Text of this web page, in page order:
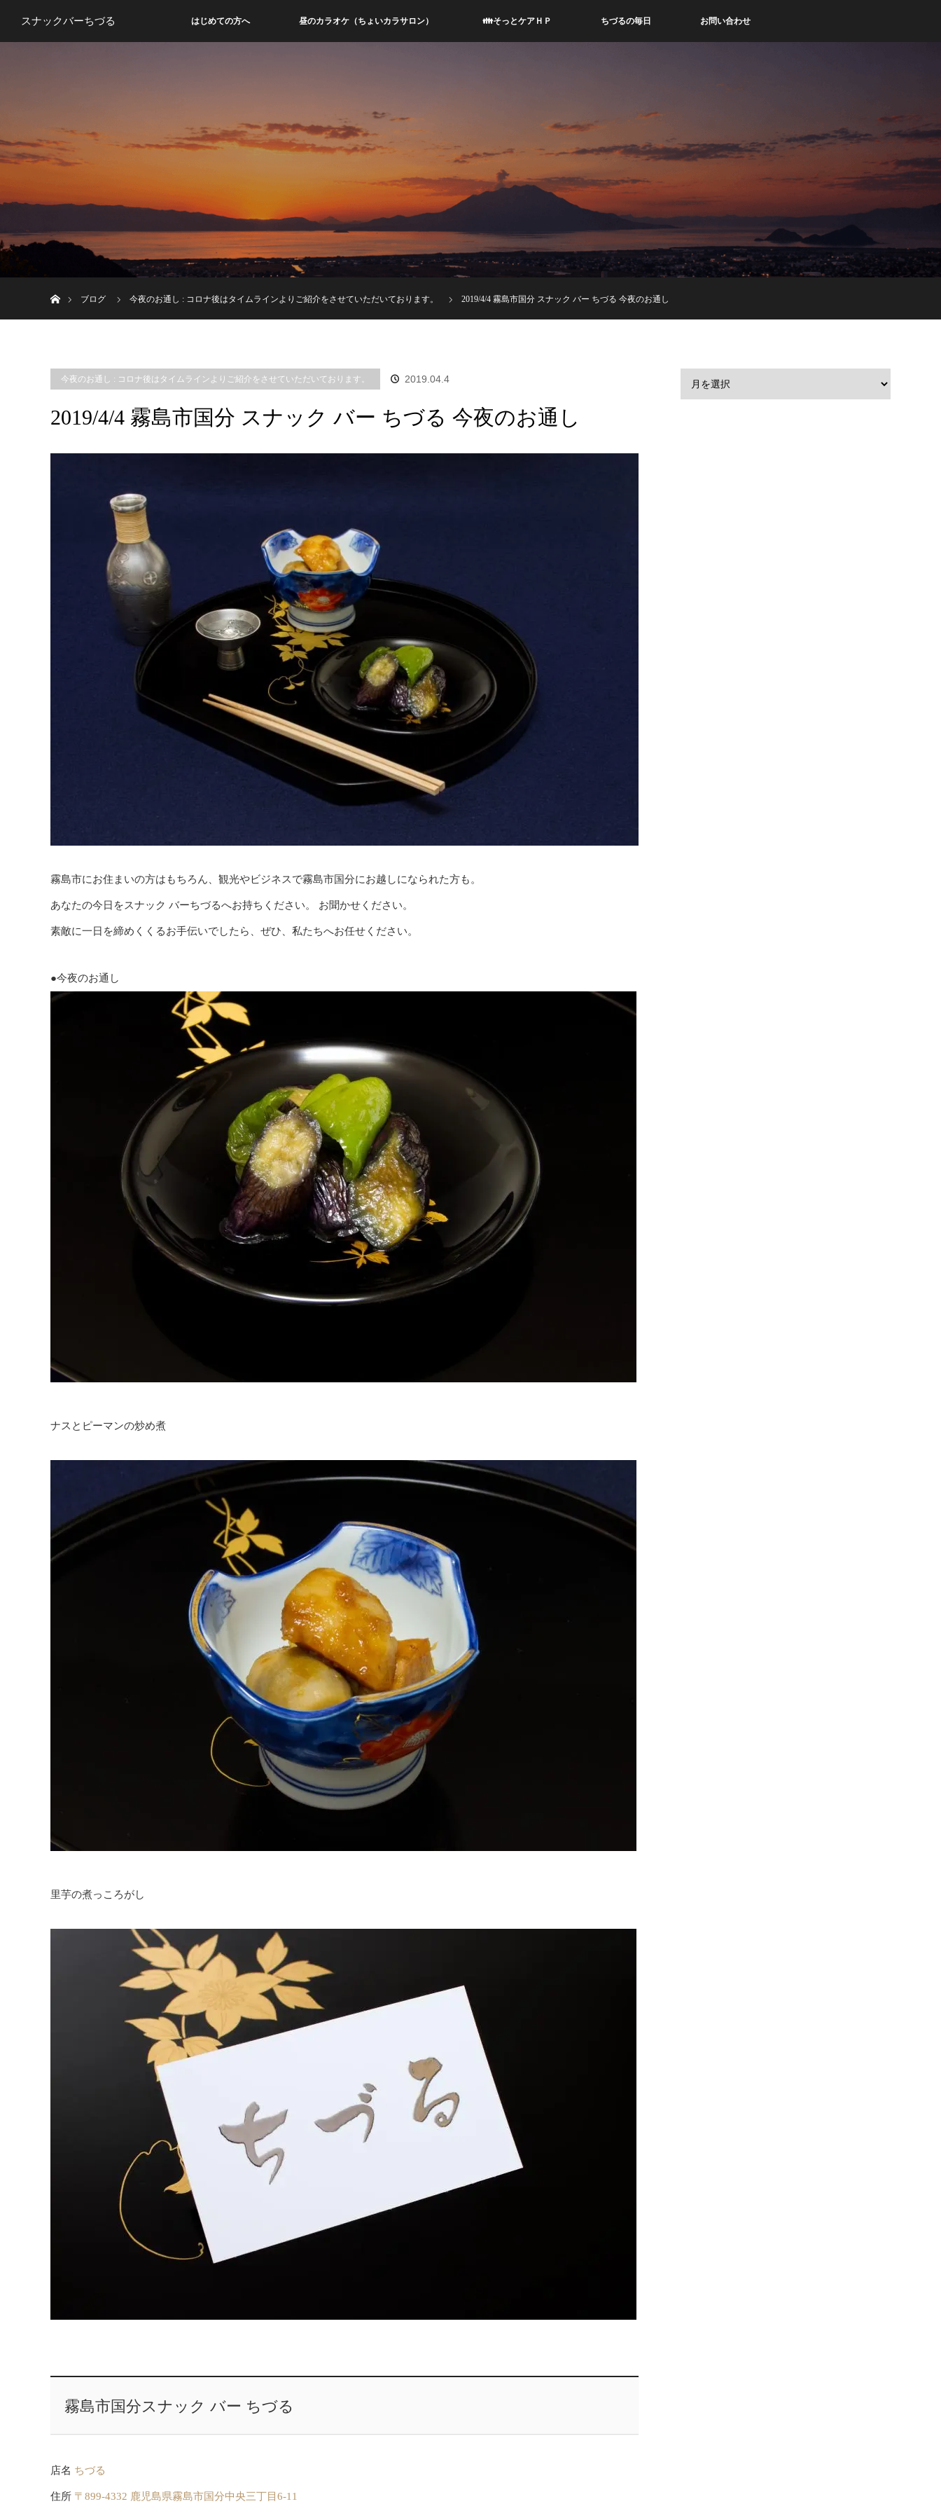
スナックバーちづる はじめての方へ 昼のカラオケ（ちょいカラサロン） 👪そっとケアＨＰ ちづるの毎日 お問い合わせ
ブログ
今夜のお通し : コロナ後はタイムラインよりご紹介をさせていただいております。 2019/4/4 霧島市国分 スナック バー ちづる 今夜のお通し
今夜のお通し : コロナ後はタイムラインよりご紹介をさせていただいております。 2019.04.4
2019/4/4 霧島市国分 スナック バー ちづる 今夜のお通し
霧島市にお住まいの方はもちろん、観光やビジネスで霧島市国分にお越しになられた方も。
あなたの今日をスナック バーちづるへお持ちください。 お聞かせください。
素敵に一日を締めくくるお手伝いでしたら、ぜひ、私たちへお任せください。
●今夜のお通し
ナスとピーマンの炒め煮
里芋の煮っころがし
霧島市国分スナック バー ちづる
店名 ちづる
住所 〒899-4332 鹿児島県霧島市国分中央三丁目6-11